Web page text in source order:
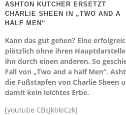
ASHTON KUTCHER ERSETZT
CHARLIE SHEEN IN „TWO AND A
HALF MEN“
Kann das gut gehen? Eine
plötzlich ohne ihren
ihn durch einen anderen. So
Fall von „Two and a half Men“.
die Fußstapfen von Charlie Sheen
damit kein leichtes Erbe.
[youtube CBsJkbkiCzk]